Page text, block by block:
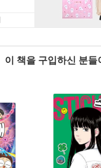
이 책을 구입하신 분